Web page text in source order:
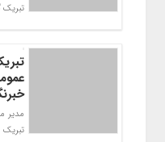
مدیر
تبریک